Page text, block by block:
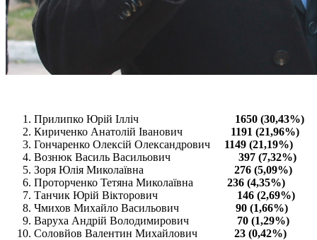
Прилипко Юрій Ілліч 1650 (30,43%)
Кириченко Анатолій Іванович 1191 (21,96%)
Гончаренко Олексій Олександрович 1149 (21,19%)
Вознюк Василь Васильович 397 (7,32%)
Зоря Юлія Миколаївна 276 (5,09%)
Проторченко Тетяна Миколаївна 236 (4,35%)
Танчик Юрій Вікторович 146 (2,69%)
Чмихов Михайло Васильович 90 (1,66%)
Варуха Андрій Володимирович 70 (1,29%)
Соловйов Валентин Михайлович 23 (0,42%)